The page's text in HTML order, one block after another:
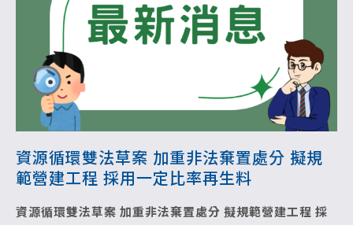
資源循環雙法草案 加重非法棄置處分 擬規
範營建工程 採用一定比率再生料
資源循環雙法草案 加重非法棄置處分 擬規範營建工程 採